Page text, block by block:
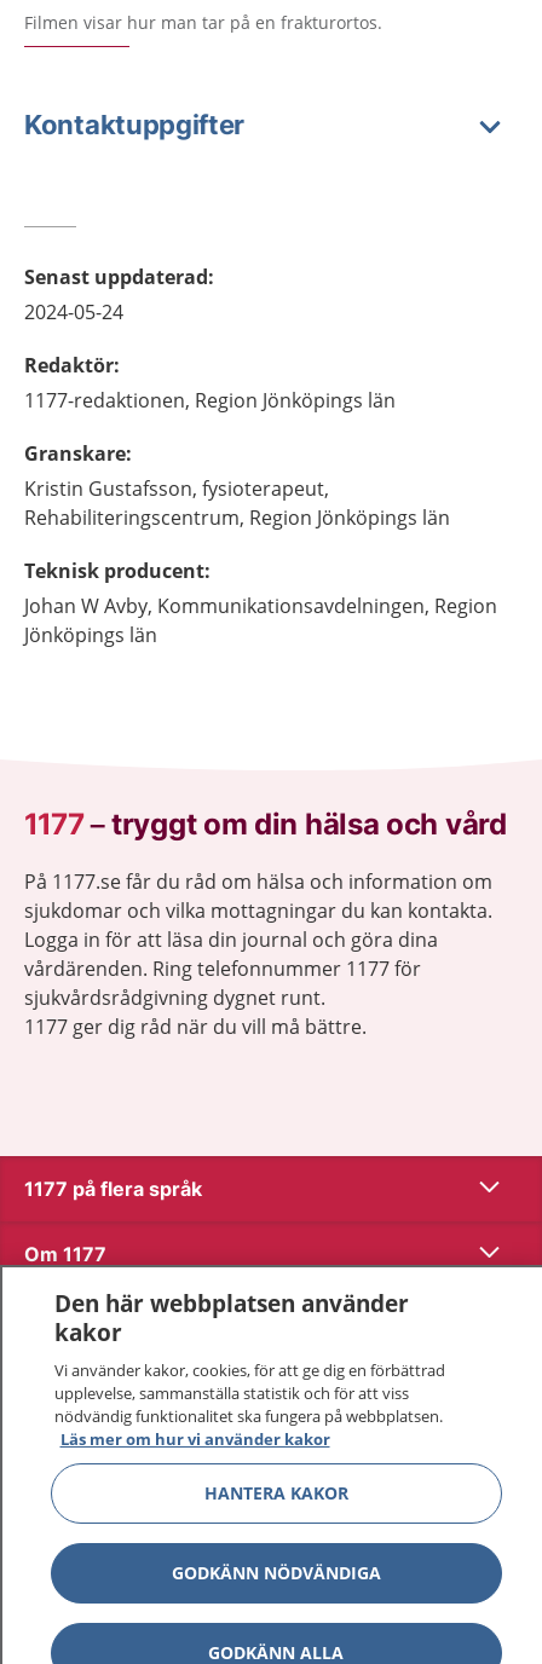
Filmen visar hur man tar på en frakturortos.
Kontaktuppgifter
Senast uppdaterad:
2024-05-24
Redaktör:
1177-redaktionen, Region Jönköpings län
Granskare:
Kristin Gustafsson, fysioterapeut,
Rehabiliteringscentrum, Region Jönköpings län
Teknisk producent:
Johan W Avby, Kommunikationsavdelningen, Region
Jönköpings län
1177–tryggt om din hälsa och vård
På 1177.se får du råd om hälsa och information om
sjukdomar och vilka mottagningar du kan kontakta.
Logga in för att läsa din journal och göra dina
vårdärenden. Ring telefonnummer 1177 för
sjukvårdsrådgivning dygnet runt.
1177 ger dig råd när du vill må bättre.
1177 på flera språk Visa
Om 1177 Visa
Kontakt
Behandling av personuppgifter
Hantering av kakor
Inställningar för kakor
1177 – en tjänst frånInera.
Den här webbplatsen använder
kakor
Vi använder kakor, cookies, för att ge dig en förbättrad
upplevelse, sammanställa statistik och för att viss
nödvändig funktionalitet ska fungera på webbplatsen.
Läs mer om hur vi använder kakor
HANTERA KAKOR
GODKÄNN NÖDVÄNDIGA
GODKÄNN ALLA